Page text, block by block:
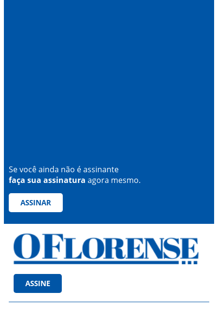
Se você ainda não é assinante
faça sua assinatura agora mesmo.
ASSINAR
ASSINE